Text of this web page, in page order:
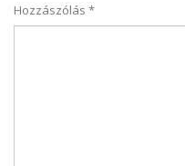
Hozzászólás *